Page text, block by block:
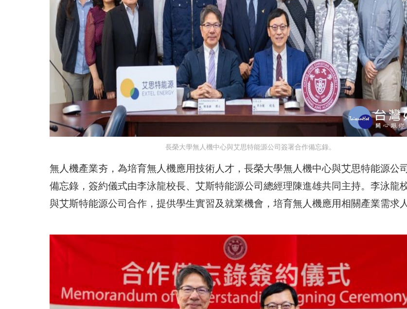
長榮大學無人機中心與艾思特能源公司簽署合作備忘錄。
無人機產業夯，為培育無人機應用技術人才，長榮大學無人機中心與艾思特能源公
備忘錄，簽約儀式由李泳龍校長、艾斯特能源公司總經理陳進雄共同主持。李泳龍
與艾斯特能源公司合作，提供學生實習及就業機會，培育無人機應用相關產業需求人